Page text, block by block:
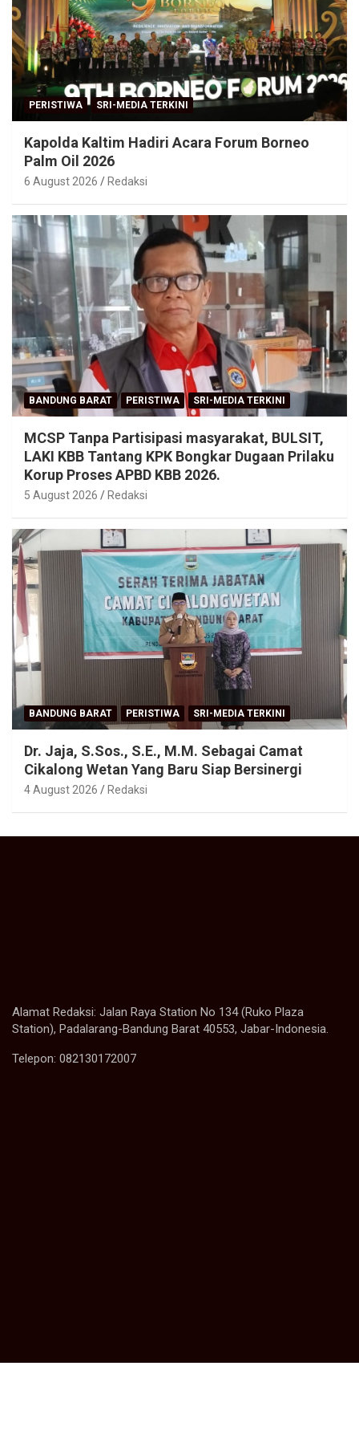
PERISTIWA SRI-MEDIA TERKINI
Kapolda Kaltim Hadiri Acara Forum Borneo
Palm Oil 2026
6 August 2026 Redaksi
BANDUNG BARAT PERISTIWA SRI-MEDIA TERKINI
MCSP Tanpa Partisipasi masyarakat, BULSIT,
LAKI KBB Tantang KPK Bongkar Dugaan Prilaku
Korup Proses APBD KBB 2026.
5 August 2026 Redaksi
BANDUNG BARAT PERISTIWA SRI-MEDIA TERKINI
Dr. Jaja, S.Sos., S.E., M.M. Sebagai Camat
Cikalong Wetan Yang Baru Siap Bersinergi
4 August 2026 Redaksi
Alamat Redaksi: Jalan Raya Station No 134 (Ruko Plaza
Station), Padalarang-Bandung Barat 40553, Jabar-Indonesia.
Telepon: 082130172007